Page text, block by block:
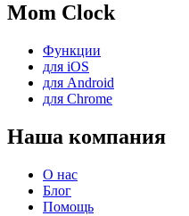
Mom Clock
Функции
для iOS
для Android
для Chrome
Наша компания
О нас
Блог
Помощь